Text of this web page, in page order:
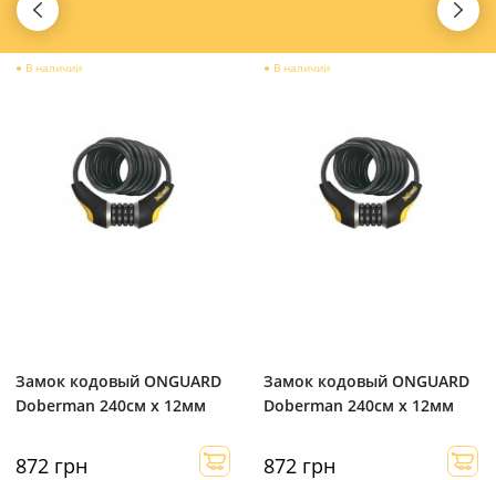
● В наличии
Замок кодовый ONGUARD
Doberman 240см х 12мм
872 грн
● В наличии
Замок кодовый ONGUARD
Doberman 240см х 12мм
872 грн